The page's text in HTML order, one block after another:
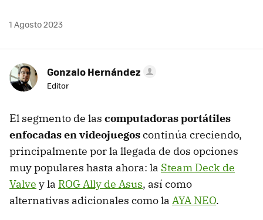
1 Agosto 2023
Gonzalo Hernández
Editor
El segmento de las computadoras portátiles
enfocadas en videojuegoscontinúa creciendo,
principalmente por la llegada de dos opciones
muy populares hasta ahora: la Steam Deck de
Valve y la ROG Ally de Asus, así como
alternativas adicionales como la AYA NEO.